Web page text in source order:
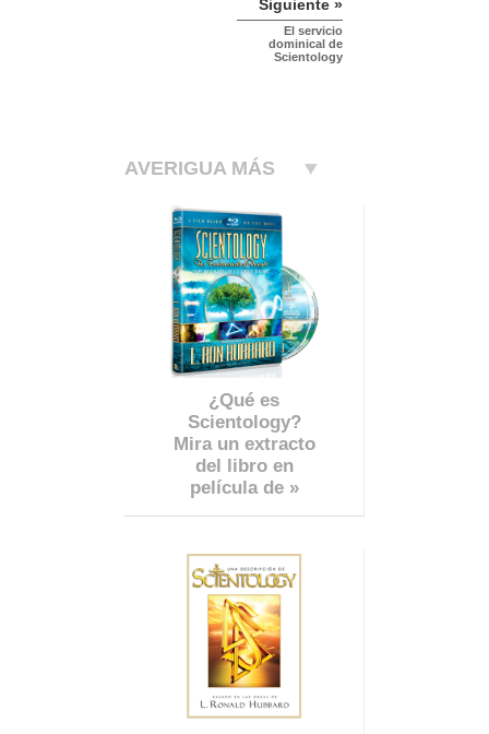
Siguiente »
El servicio
dominical de
Scientology
AVERIGUA MÁS
¿Qué es
Scientology?
Mira un extracto
del libro en
película de »